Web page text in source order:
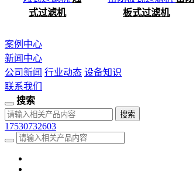
式过滤机
板式过滤机
案例中心
新闻中心
公司新闻 行业动态 设备知识
联系我们
搜索
17530732603